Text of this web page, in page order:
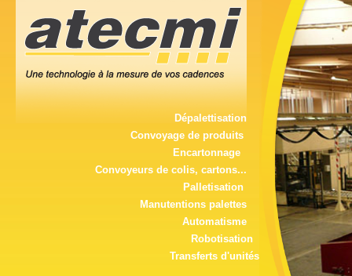
Dépalettisation
Convoyage de produits
Encartonnage
Convoyeurs de colis, cartons...
Palletisation
Manutentions palettes
Automatisme
Robotisation
Transferts d'unités